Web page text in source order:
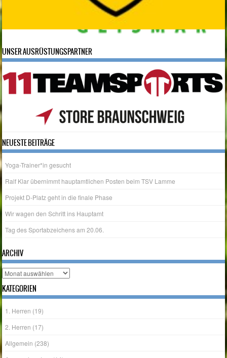
UNSER AUSRÜSTUNGSPARTNER
NEUESTE BEITRÄGE
Yoga-Trainer*in gesucht
Ralf Klar übernimmt hauptamtlichen Posten beim TSV Lamme
Projekt D-Platz geht in die finale Phase
Wir wagen den Schritt ins Hauptamt
Tag des Sportabzeichens am 20.06.
ARCHIV
Archiv
KATEGORIEN
1. Herren (19)
2. Herren (17)
Allgemein (238)